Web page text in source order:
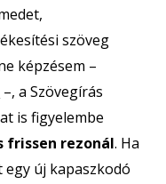
szöveg
képzésem –
–, a Szövegírás
is figyelembe
frissen rezonál. Ha
új kapaszkodó